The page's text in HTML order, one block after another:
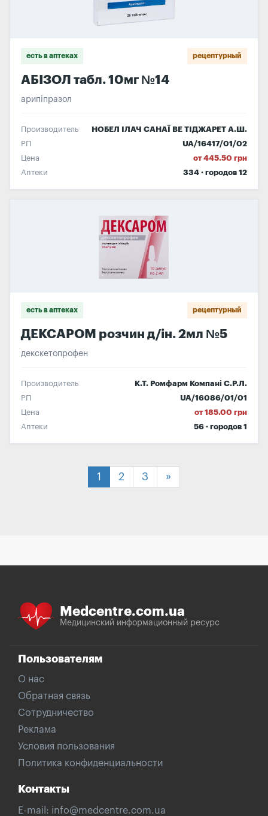
есть в аптеках рецептурный
АБІЗОЛ табл. 10мг №14
арипіпразол
Производитель
НОБЕЛ ІЛАЧ САНАЇ ВЕ ТІДЖАРЕТ А.Ш.
РП
UA/16417/01/02
Цена
от 445.50 грн
Аптеки
334 · городов 12
есть в аптеках рецептурный
ДЕКСАРОМ розчин д/ін. 2мл №5
декскетопрофен
Производитель
К.Т. Ромфарм Компані С.Р.Л.
РП
UA/16086/01/01
Цена
от 185.00 грн
Аптеки
56 · городов 1
1 2 3 »
Medcentre.com.ua
Медицинский информационный ресурс
Пользователям
О нас
Обратная связь
Сотрудничество
Реклама
Условия пользования
Политика конфиденциальности
Контакты
E-mail: info@medcentre.com.ua